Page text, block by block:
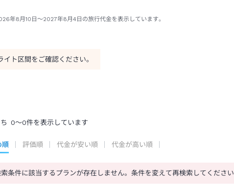
年8月10日～2027年8月4日の旅行代金を表示しています。
ト区間をご確認ください。
0～0件を表示しています
順 評価順 代金が安い順 代金が高い順
条件に該当するプランが存在しません。条件を変えて再検索してくださ